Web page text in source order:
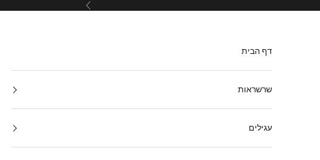
הקודם
דף הבית
שרשראות
עגילים